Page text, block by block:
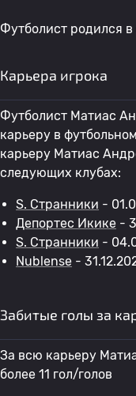
Футболист родился
Карьера игрока
Футболист Матиас
карьеру в
карьеру Матиас
следующих клубах:
S. Странники -
Депортес Икике -
S. Странники -
Nublense -
Забитые голы за
За всю карьеру
более 11 гол/голов